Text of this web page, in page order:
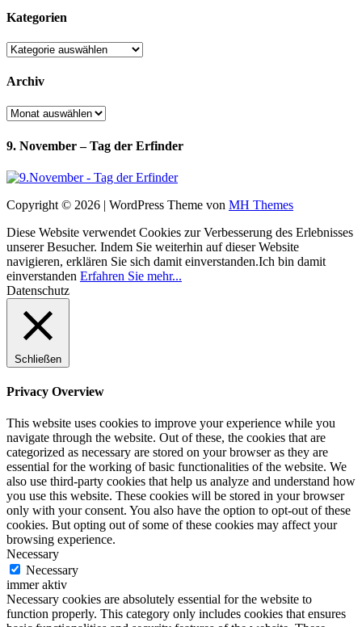
Kategorien
Kategorien
Archiv
Archiv
9. November – Tag der Erfinder
Copyright © 2026 | WordPress Theme von MH Themes
Diese Website verwendet Cookies zur Verbesserung des Erlebnisses
unserer Besucher. Indem Sie weiterhin auf dieser Website
navigieren, erklären Sie sich damit einverstanden.Ich bin damit
einverstanden Erfahren Sie mehr...
Datenschutz
Schließen
Privacy Overview
This website uses cookies to improve your experience while you
navigate through the website. Out of these, the cookies that are
categorized as necessary are stored on your browser as they are
essential for the working of basic functionalities of the website. We
also use third-party cookies that help us analyze and understand how
you use this website. These cookies will be stored in your browser
only with your consent. You also have the option to opt-out of these
cookies. But opting out of some of these cookies may affect your
browsing experience.
Necessary
Necessary
immer aktiv
Necessary cookies are absolutely essential for the website to
function properly. This category only includes cookies that ensures